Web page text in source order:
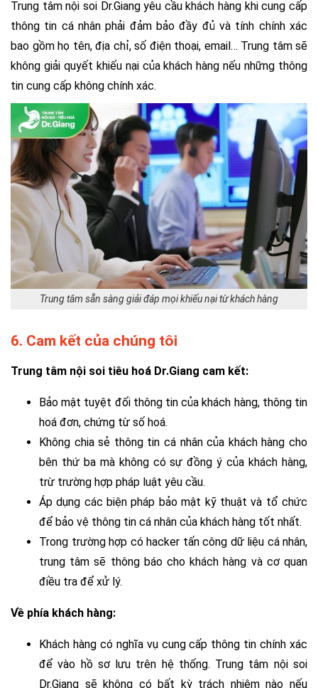
Trung tâm nội soi Dr.Giang yêu cầu khách hàng khi cung cấp
thông tin cá nhân phải đảm bảo đầy đủ và tính chính xác
bao gồm họ tên, địa chỉ, số điện thoại, email… Trung tâm sẽ
không giải quyết khiếu nại của khách hàng nếu những thông
tin cung cấp không chính xác.
Trung tâm sẵn sàng giải đáp mọi khiếu nại từ khách hàng
6. Cam kết của chúng tôi
Trung tâm nội soi tiêu hoá Dr.Giang cam kết:
Bảo mật tuyệt đối thông tin của khách hàng, thông tin
hoá đơn, chứng từ số hoá.
Không chia sẻ thông tin cá nhân của khách hàng cho
bên thứ ba mà không có sự đồng ý của khách hàng,
trừ trường hợp pháp luật yêu cầu.
Áp dụng các biện pháp bảo mật kỹ thuật và tổ chức
để bảo vệ thông tin cá nhân của khách hàng tốt nhất.
Trong trường hợp có hacker tấn công dữ liệu cá nhân,
trung tâm sẽ thông báo cho khách hàng và cơ quan
điều tra để xử lý.
Về phía khách hàng:
Khách hàng có nghĩa vụ cung cấp thông tin chính xác
để vào hồ sơ lưu trên hệ thống. Trung tâm nội soi
Dr.Giang sẽ không có bất kỳ trách nhiệm nào nếu